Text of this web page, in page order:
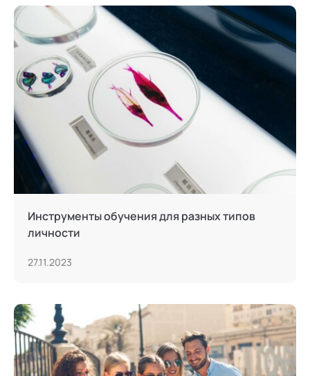
Инструменты обучения для разных типов
личности
27.11.2023